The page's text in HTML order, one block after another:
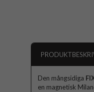
Den mångsidiga
en magnetisk